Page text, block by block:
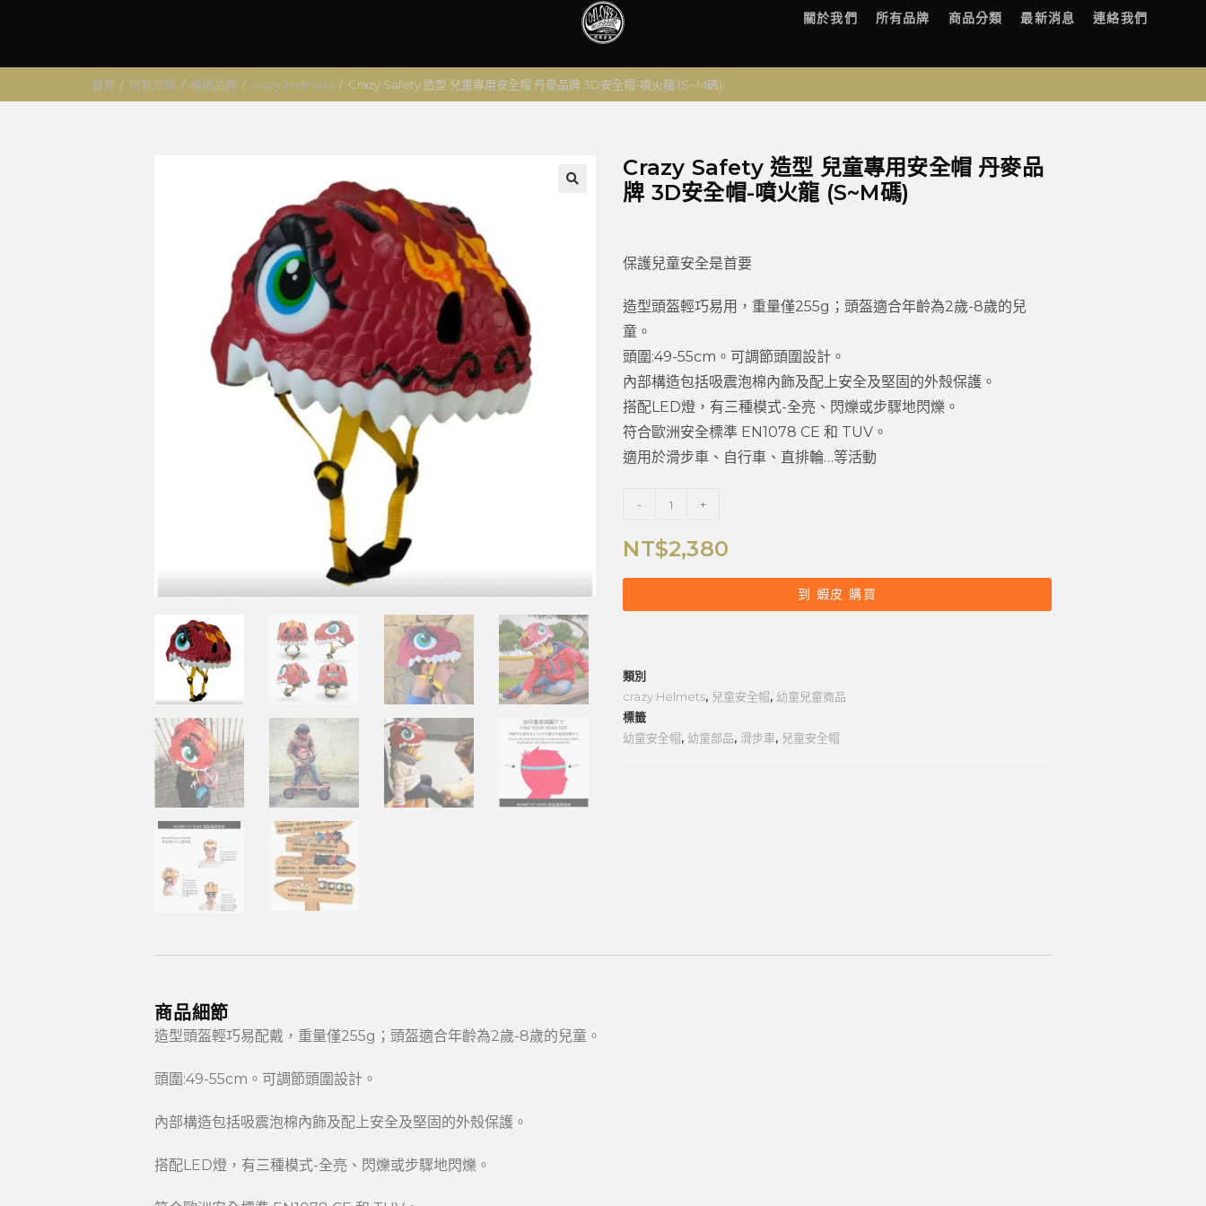
關於我們 所有品牌 商品分類 最新消息 連絡我們
首頁 / 所有品牌 / 經銷品牌 / crazy Helmets / Crazy Safety 造型 兒童專用安全帽 丹麥品牌 3D安全帽-噴火龍 (S~M碼)
Crazy Safety 造型 兒童專用安全帽 丹麥品
牌 3D安全帽-噴火龍 (S~M碼)
保護兒童安全是首要
造型頭盔輕巧易用，重量僅255g；頭盔適合年齡為2歲-8歲的兒
童。
頭圍:49-55cm。可調節頭圍設計。
內部構造包括吸震泡棉內飾及配上安全及堅固的外殼保護。
搭配LED燈，有三種模式-全亮、閃爍或步驟地閃爍。
符合歐洲安全標準 EN1078 CE 和 TUV。
適用於滑步車、自行車、直排輪…等活動
- +
NT$2,380
到 蝦皮 購買
類別
crazy Helmets, 兒童安全帽, 幼童兒童商品
標籤
幼童安全帽, 幼童部品, 滑步車, 兒童安全帽
商品細節
造型頭盔輕巧易配戴，重量僅255g；頭盔適合年齡為2歲-8歲的兒童。
頭圍:49-55cm。可調節頭圍設計。
內部構造包括吸震泡棉內飾及配上安全及堅固的外殼保護。
搭配LED燈，有三種模式-全亮、閃爍或步驟地閃爍。